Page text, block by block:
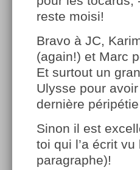
reste moisi!
Bravo à JC,
(again!) et Marc
Et surtout un
Ulysse pour
dernière péripétie
Sinon il est
toi qui l’a écrit
paragraphe)!